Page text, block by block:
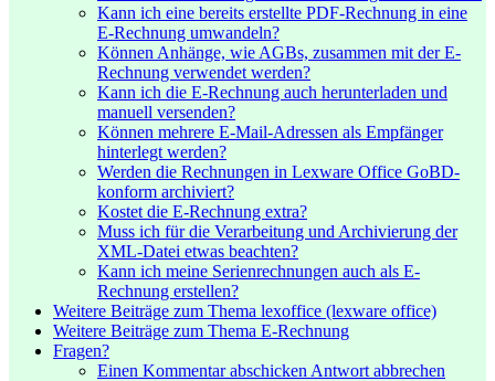
Kann ich eine bereits erstellte PDF-Rechnung in eine
E-Rechnung umwandeln?
Können Anhänge, wie AGBs, zusammen mit der E-
Rechnung verwendet werden?
Kann ich die E-Rechnung auch herunterladen und
manuell versenden?
Können mehrere E-Mail-Adressen als Empfänger
hinterlegt werden?
Werden die Rechnungen in Lexware Office GoBD-
konform archiviert?
Kostet die E-Rechnung extra?
Muss ich für die Verarbeitung und Archivierung der
XML-Datei etwas beachten?
Kann ich meine Serienrechnungen auch als E-
Rechnung erstellen?
Weitere Beiträge zum Thema lexoffice (lexware office)
Weitere Beiträge zum Thema E-Rechnung
Fragen?
Einen Kommentar abschicken Antwort abbrechen